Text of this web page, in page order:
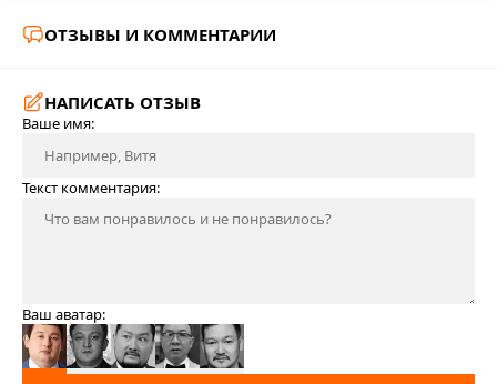
ОТЗЫВЫ И КОММЕНТАРИИ
НАПИСАТЬ ОТЗЫВ
Ваше имя:
Текст комментария:
Ваш аватар: